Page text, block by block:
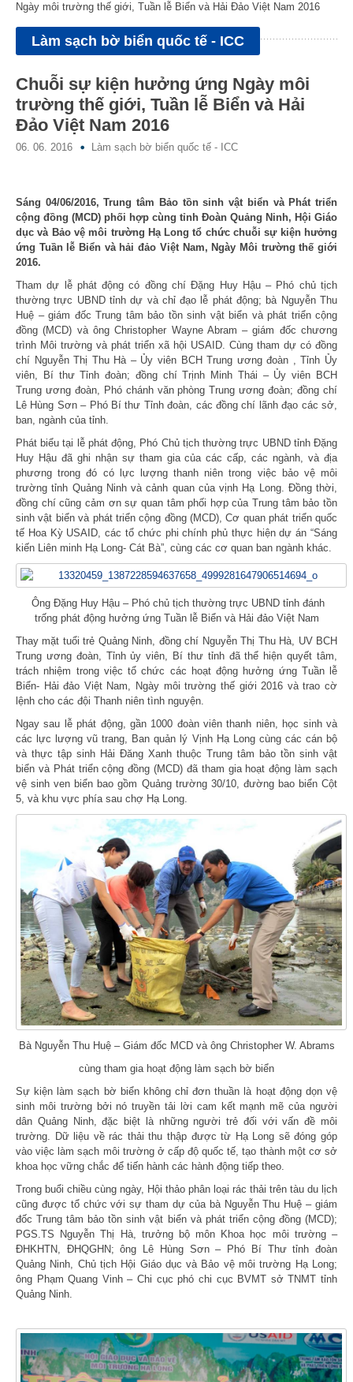
Ngày môi trường thế giới, Tuần lễ Biển và Hải Đảo Việt Nam 2016
Làm sạch bờ biển quốc tế - ICC
Chuỗi sự kiện hưởng ứng Ngày môi
trường thế giới, Tuần lễ Biển và Hải
Đảo Việt Nam 2016
06. 06. 2016 Làm sạch bờ biển quốc tế - ICC
Sáng 04/06/2016, Trung tâm Bảo tồn sinh vật biển và Phát triển
cộng đồng (MCD) phối hợp cùng tỉnh Đoàn Quảng Ninh, Hội Giáo
dục và Bảo vệ môi trường Hạ Long tổ chức chuỗi sự kiện hưởng
ứng Tuần lễ Biển và hải đảo Việt Nam, Ngày Môi trường thế giới
2016.
Tham dự lễ phát động có đồng chí Đặng Huy Hậu – Phó chủ tịch
thường trực UBND tỉnh dự và chỉ đạo lễ phát động; bà Nguyễn Thu
Huệ – giám đốc Trung tâm bảo tồn sinh vật biển và phát triển cộng
đồng (MCD) và ông Christopher Wayne Abram – giám đốc chương
trình Môi trường và phát triển xã hội USAID. Cùng tham dự có đồng
chí Nguyễn Thị Thu Hà – Ủy viên BCH Trung ương đoàn , Tỉnh Ủy
viên, Bí thư Tỉnh đoàn; đồng chí Trịnh Minh Thái – Ủy viên BCH
Trung ương đoàn, Phó chánh văn phòng Trung ương đoàn; đồng chí
Lê Hùng Sơn – Phó Bí thư Tỉnh đoàn, các đồng chí lãnh đạo các sở,
ban, ngành của tỉnh.
Phát biểu tại lễ phát động, Phó Chủ tịch thường trực UBND tỉnh Đặng
Huy Hậu đã ghi nhận sự tham gia của các cấp, các ngành, và địa
phương trong đó có lực lượng thanh niên trong việc bảo vệ môi
trường tỉnh Quảng Ninh và cảnh quan của vịnh Hạ Long. Đồng thời,
đồng chí cũng cảm ơn sự quan tâm phối hợp của Trung tâm bảo tồn
sinh vật biển và phát triển cộng đồng (MCD), Cơ quan phát triển quốc
tế Hoa Kỳ USAID, các tổ chức phi chính phủ thực hiện dự án “Sáng
kiến Liên minh Hạ Long- Cát Bà”, cùng các cơ quan ban ngành khác.
Ông Đặng Huy Hậu – Phó chủ tịch thường trực UBND tỉnh đánh
trống phát động hưởng ứng Tuần lễ Biển và Hải đảo Việt Nam
Thay mặt tuổi trẻ Quảng Ninh, đồng chí Nguyễn Thị Thu Hà, UV BCH
Trung ương đoàn, Tỉnh ủy viên, Bí thư tỉnh đã thể hiện quyết tâm,
trách nhiệm trong việc tổ chức các hoạt động hưởng ứng Tuần lễ
Biển- Hải đảo Việt Nam, Ngày môi trường thế giới 2016 và trao cờ
lệnh cho các đội Thanh niên tình nguyện.
Ngay sau lễ phát động, gần 1000 đoàn viên thanh niên, học sinh và
các lực lượng vũ trang, Ban quản lý Vịnh Hạ Long cùng các cán bộ
và thực tập sinh Hải Đăng Xanh thuộc Trung tâm bảo tồn sinh vật
biển và Phát triển cộng đồng (MCD) đã tham gia hoạt động làm sạch
vệ sinh ven biển bao gồm Quảng trường 30/10, đường bao biển Cột
5, và khu vực phía sau chợ Hạ Long.
Bà Nguyễn Thu Huệ – Giám đốc MCD và ông Christopher W. Abrams
cùng tham gia hoạt động làm sạch bờ biển
Sự kiện làm sạch bờ biển không chỉ đơn thuần là hoạt động dọn vệ
sinh môi trường bởi nó truyền tải lời cam kết mạnh mẽ của người
dân Quảng Ninh, đặc biệt là những người trẻ đối với vấn đề môi
trường. Dữ liệu về rác thải thu thập được từ Hạ Long sẽ đóng góp
vào việc làm sạch môi trường ở cấp độ quốc tế, tạo thành một cơ sở
khoa học vững chắc để tiến hành các hành động tiếp theo.
Trong buổi chiều cùng ngày, Hội thảo phân loại rác thải trên tàu du lịch
cũng được tổ chức với sự tham dự của bà Nguyễn Thu Huệ – giám
đốc Trung tâm bảo tồn sinh vật biển và phát triển cộng đồng (MCD);
PGS.TS Nguyễn Thị Hà, trưởng bộ môn Khoa học môi trường –
ĐHKHTN, ĐHQGHN; ông Lê Hùng Sơn – Phó Bí Thư tỉnh đoàn
Quảng Ninh, Chủ tịch Hội Giáo dục và Bảo vệ môi trường Hạ Long;
ông Phạm Quang Vinh – Chi cục phó chi cục BVMT sở TNMT tỉnh
Quảng Ninh.